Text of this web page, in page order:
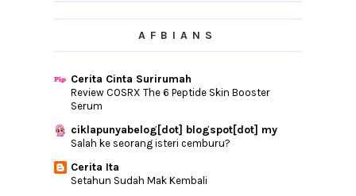
►February (4)
►January
► 2020(147)
2019 (120)
► 2018(165)
AFBIANS
Cerita Cinta Surirumah
Review COSRX The 6 Peptide Skin Booster
Serum
ciklapunyabelog[dot] blogspot[dot] my
Salah ke seorang isteri cemburu?
Cerita Ita
Setahun Sudah Mak Kembali